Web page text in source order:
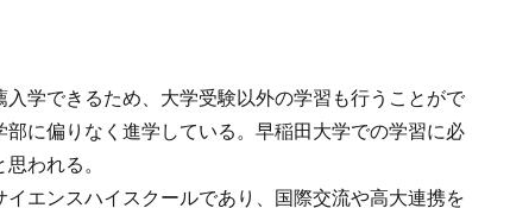
学できるため、大学受験以外の学習も行うことがで
に偏りなく進学している。早稲田大学での学習に必
われる。
エンスハイスクールであり、国際交流や高大連携を